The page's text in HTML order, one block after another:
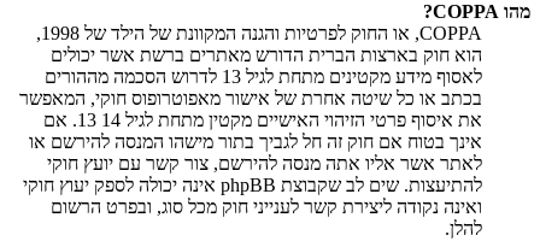
מהו COPPA?
COPPA, או החוק לפרטיות והגנה המקוונת של הילד של 1998,
הוא חוק בארצות הברית הדורש מאתרים ברשת אשר יכולים
לאסוף מידע מקטינים מתחת לגיל 13 לדרוש הסכמה מההורים
בכתב או כל שיטה אחרת של אישור מאפוטרופוס חוקי, המאפשר
את איסוף פרטי הזיהוי האישיים מקטין מתחת לגיל 14 13. אם
אינך בטוח אם חוק זה חל לגביך בתור מישהו המנסה להירשם או
לאתר אשר אליו אתה מנסה להירשם, צור קשר עם יועץ חוקי
להתיעצות. שים לב שקבוצת phpBB אינה יכולה לספק יעוץ חוקי
ואינה נקודה ליצירת קשר לענייני חוק מכל סוג, ובפרט הרשום
להלן.